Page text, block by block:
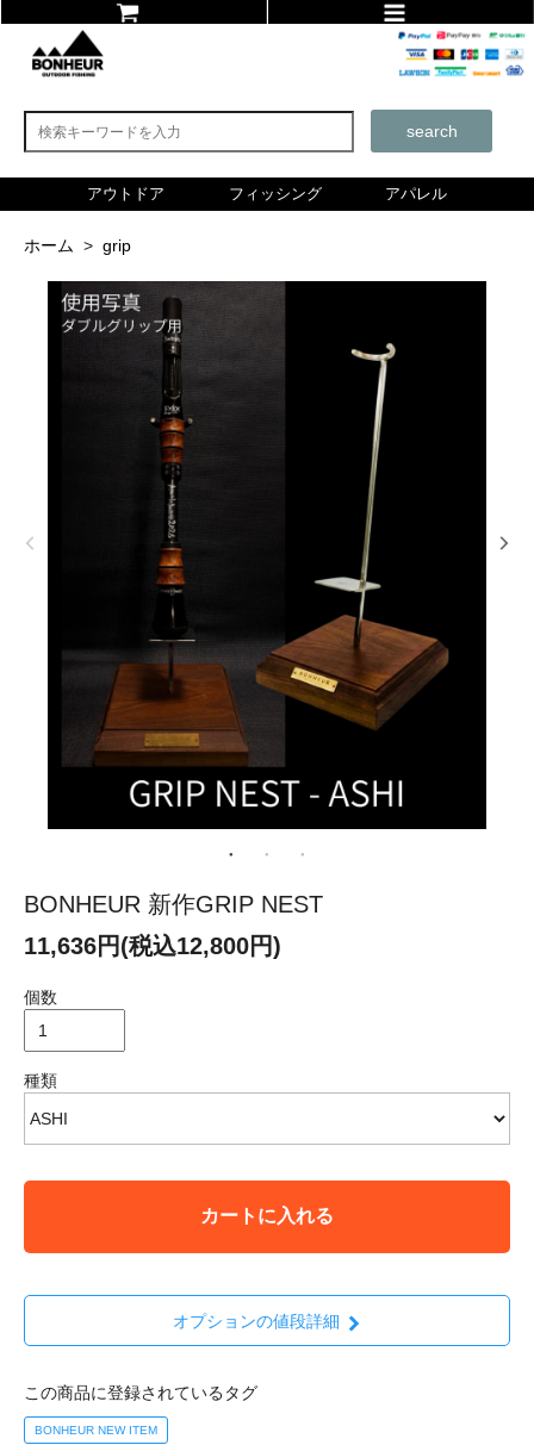
search
アウトドア フィッシング アパレル
ホーム > grip
BONHEUR 新作GRIP NEST
11,636円(税込12,800円)
個数
種類
カートに入れる
オプションの値段詳細
この商品に登録されているタグ
BONHEUR NEW ITEM